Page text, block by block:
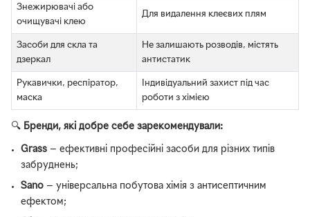
Знежирювачі або
очищувачі клею
Для видалення клеєвих плям
Засоби для скла та
дзеркал
Не залишають розводів, містять
антистатик
Рукавички, респіратор,
маска
Індивідуальний захист під час
роботи з хімією
🔍 Бренди, які добре себе зарекомендували:
Grass — ефективні професійні засоби для різних типів
забруднень;
Sano — універсальна побутова хімія з антисептичним
ефектом;